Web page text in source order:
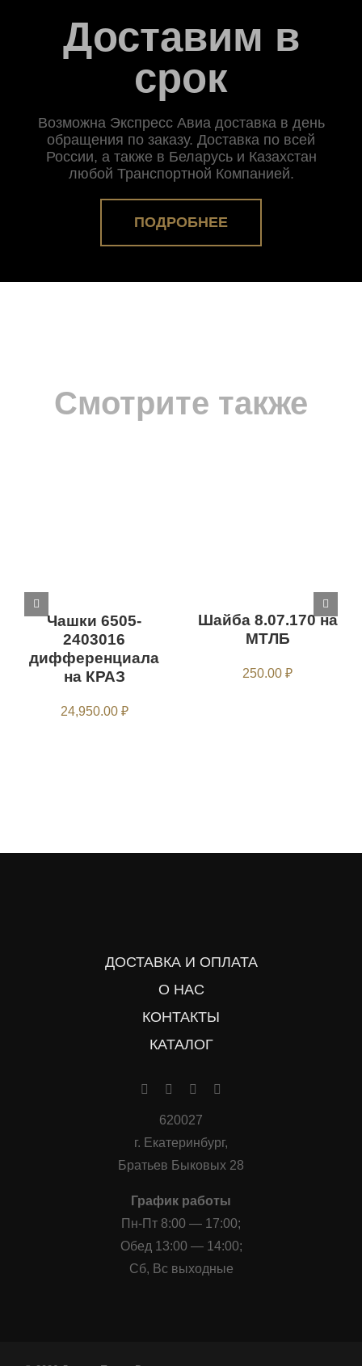
Доставим в
срок
Возможна Экспресс Авиа доставка в день
обращения по заказу. Доставка по всей
России, а также в Беларусь и Казахстан
любой Транспортной Компанией.
ПОДРОБНЕЕ
Смотрите также
Чашки 6505-
2403016
дифференциала
на КРАЗ
24,950.00 ₽
Шайба 8.07.170 на
МТЛБ
250.00 ₽
ДОСТАВКА И ОПЛАТА
О НАС
КОНТАКТЫ
КАТАЛОГ
620027
г. Екатеринбург,
Братьев Быковых 28
График работы
Пн-Пт 8:00 — 17:00;
Обед 13:00 — 14:00;
Сб, Вс выходные